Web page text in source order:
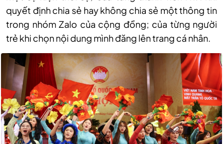
quyết định chia sẻ hay không chia sẻ một thông tin
trong nhóm Zalo của cộng đồng; của từng người
trẻ khi chọn nội dung mình đăng lên trang cá nhân.